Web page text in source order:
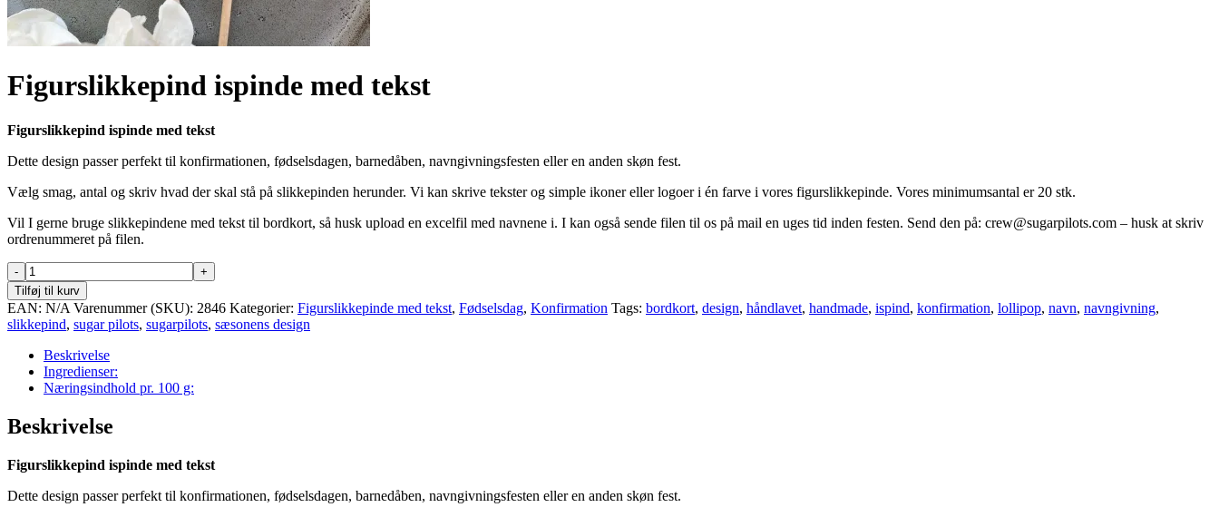
Link to Youtube
Figurslikkepind ispinde med tekst
Figurslikkepind ispinde med tekst
Dette design passer perfekt til konfirmationen, fødselsdagen, barnedåben, navngivningsfesten eller en anden skøn fest.
Vælg smag, antal og skriv hvad der skal stå på slikkepinden herunder. Vi kan skrive tekster og simple ikoner eller logoer i én farve i vores figurslikkepinde. Vores minimumsantal er 20 stk.
Vil I gerne bruge slikkepindene med tekst til bordkort, så husk upload en excelfil med navnene i. I kan også sende filen til os på mail en uges tid inden festen. Send den på: crew@sugarpilots.com – husk at skriv
ordrenummeret på filen.
Figurslikkepind
ispinde
med
tekst
antal
Tilføj til kurv
EAN: N/A Varenummer (SKU): 2846 Kategorier: Figurslikkepinde med tekst, Fødselsdag, Konfirmation Tags: bordkort, design, håndlavet, handmade, ispind, konfirmation, lollipop, navn, navngivning,
slikkepind, sugar pilots, sugarpilots, sæsonens design
Beskrivelse
Ingredienser:
Næringsindhold pr. 100 g:
Beskrivelse
Figurslikkepind ispinde med tekst
Dette design passer perfekt til konfirmationen, fødselsdagen, barnedåben, navngivningsfesten eller en anden skøn fest.